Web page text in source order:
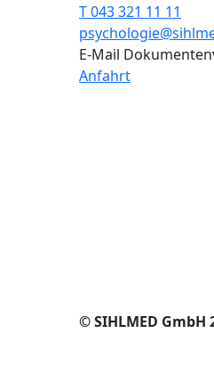
T 043 321 11 11
E-Mail
Anfahrt
© SIHLMED GmbH